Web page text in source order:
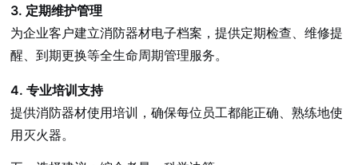
3. 定期维护管理
为企业客户建立消防器材电子档案，提供定期检查、维修提
醒、到期更换等全生命周期管理服务。
4. 专业培训支持
提供消防器材使用培训，确保每位员工都能正确、熟练地使
用灭火器。